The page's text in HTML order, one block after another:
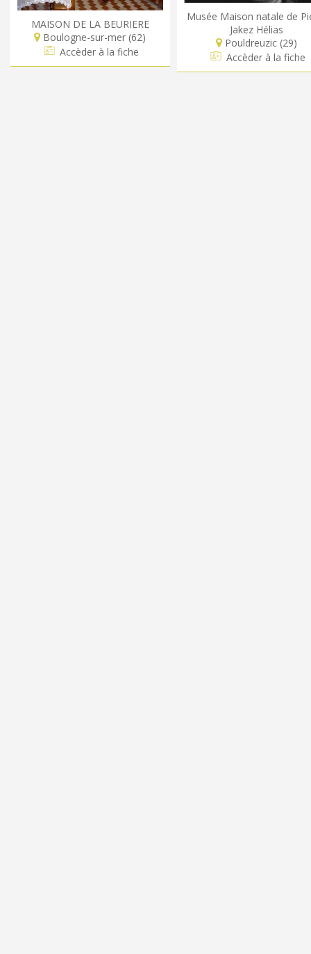
MAISON DE LA BEURIERE
Boulogne-sur-mer (62)
Accèder à la fiche
Musée Maison natale de
Jakez Hélias
Pouldreuzic (29)
Accèder à la fiche